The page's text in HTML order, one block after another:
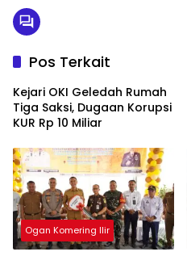
Pos Terkait
Kejari OKI Geledah Rumah
Tiga Saksi, Dugaan Korupsi
KUR Rp 10 Miliar
Ogan Komering Ilir